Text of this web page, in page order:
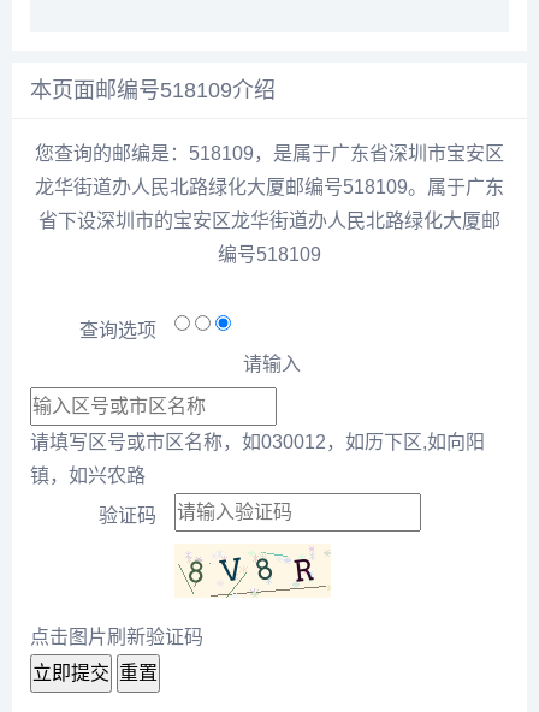
本页面邮编号518109介绍
您查询的邮编是：518109，是属于广东省深圳市宝安区
龙华街道办人民北路绿化大厦邮编号518109。属于广东
省下设深圳市的宝安区龙华街道办人民北路绿化大厦邮
编号518109
查询选项
请输入
请填写区号或市区名称，如030012，如历下区,如向阳
镇，如兴农路
验证码
点击图片刷新验证码
立即提交 重置